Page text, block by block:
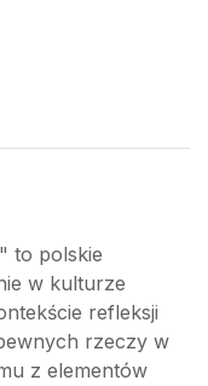
to polskie
w kulturze
refleksji
rzeczy w
z elementów